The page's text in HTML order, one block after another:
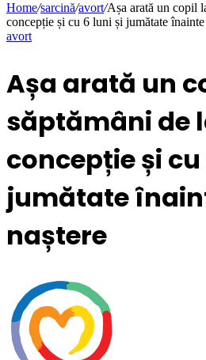
Home/sarcină/avort/Așa arată un copil
concepție și cu 6 luni și jumătate înainte
avort
Așa arată un
săptămâni de
concepție și
jumătate
naștere